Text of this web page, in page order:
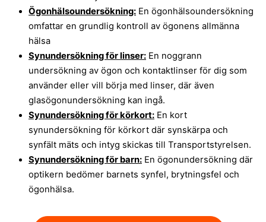
Ögonhälsoundersökning: En ögonhälsoundersökning
omfattar en grundlig kontroll av ögonens allmänna
hälsa
Synundersökning för linser: En noggrann
undersökning av ögon och kontaktlinser för dig som
använder eller vill börja med linser, där även
glasögonundersökning kan ingå.
Synundersökning för körkort: En kort
synundersökning för körkort där synskärpa och
synfält mäts och intyg skickas till Transportstyrelsen.
Synundersökning för barn: En ögonundersökning där
optikern bedömer barnets synfel, brytningsfel och
ögonhälsa.